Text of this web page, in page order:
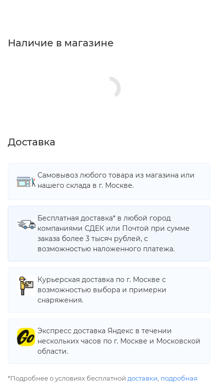
Наличие в магазине
Доставка
Самовывоз любого товара из магазина или
нашего склада в г. Москве.
Бесплатная доставка* в любой город
компаниями СДЕК или Почтой при сумме
заказа более 3 тысяч рублей, с
возможностью наложенного платежа.
Курьерская доставка по г. Москве с
возможностью выбора и примерки
снаряжения.
Экспресс доставка Яндекс в течении
нескольких часов по г. Москве и Московской
области.
*Подробнее о условиях бесплатной доставки подробная